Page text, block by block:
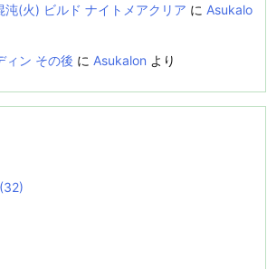
(火) ビルド ナイトメアクリア に Asukalo
ィン その後 に Asukalon より
(32)